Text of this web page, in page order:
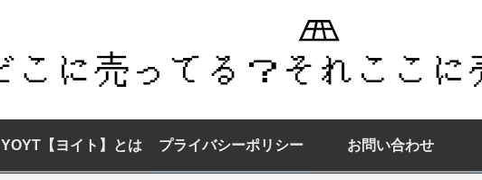
YOYT【ヨイト】とは プライバシーポリシー お問い合わせ